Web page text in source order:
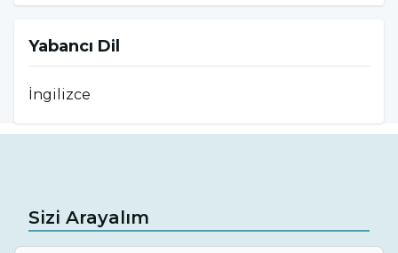
Yabancı Dil
İngilizce
Sizi Arayalım